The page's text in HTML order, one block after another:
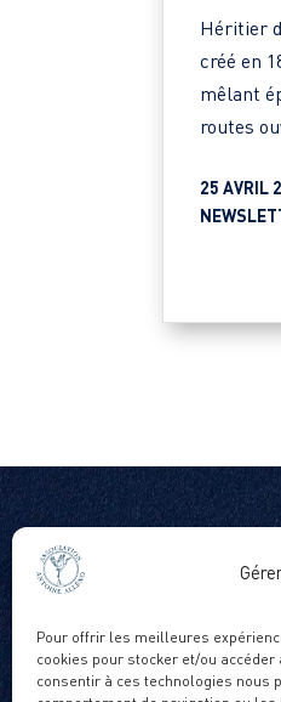
Pour offrir les meilleures
cookies pour stocker et/ou
consentir à ces technologies nous
Héritier
créé en
mêlant
routes
25 AVRIL